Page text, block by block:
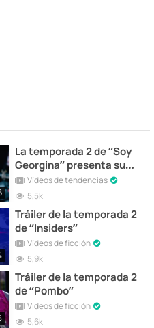
La temporada 2 de “Soy
Georgina” presenta su
tráiler
Vídeos de tendencias
5,5k
Tráiler de la temporada 2
de “Insiders”
Vídeos de ficción
5,9k
Tráiler de la temporada 2
de “Pombo”
Vídeos de ficción
5,6k